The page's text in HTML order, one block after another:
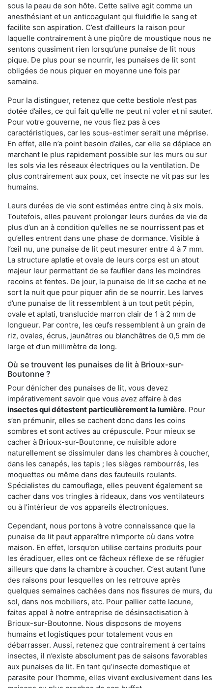
sous la peau de son hôte. Cette salive agit comme un
anesthésiant et un anticoagulant qui fluidifie le sang et
facilite son aspiration. C’est d’ailleurs la raison pour
laquelle contrairement à une piqûre de moustique nous ne
sentons quasiment rien lorsqu’une punaise de lit nous
pique. De plus pour se nourrir, les punaises de lit sont
obligées de nous piquer en moyenne une fois par
semaine.
Pour la distinguer, retenez que cette bestiole n’est pas
dotée d’ailes, ce qui fait qu’elle ne peut ni voler et ni sauter.
Pour votre gouverne, ne vous fiez pas à ces
caractéristiques, car les sous-estimer serait une méprise.
En effet, elle n’a point besoin d’ailes, car elle se déplace en
marchant le plus rapidement possible sur les murs ou sur
les sols via les réseaux électriques ou la ventilation. De
plus contrairement aux poux, cet insecte ne vit pas sur les
humains.
Leurs durées de vie sont estimées entre cinq à six mois.
Toutefois, elles peuvent prolonger leurs durées de vie de
plus d’un an à condition qu’elles ne se nourrissent pas et
qu’elles entrent dans une phase de dormance. Visible à
l’œil nu, une punaise de lit peut mesurer entre 4 à 7 mm.
La structure aplatie et ovale de leurs corps est un atout
majeur leur permettant de se faufiler dans les moindres
recoins et fentes. De jour, la punaise de lit se cache et ne
sort la nuit que pour piquer afin de se nourrir. Les larves
d’une punaise de lit ressemblent à un tout petit pépin,
ovale et aplati, translucide marron clair de 1 à 2 mm de
longueur. Par contre, les œufs ressemblent à un grain de
riz, ovales, écrus, jaunâtres ou blanchâtres de 0,5 mm de
large et d’un millimètre de long.
Où se trouvent les punaises de lit à Brioux-sur-
Boutonne ?
Pour dénicher des punaises de lit, vous devez
impérativement savoir que vous avez affaire à des
insectes qui détestent particulièrement la lumière. Pour
s’en prémunir, elles se cachent donc dans les coins
sombres et sont actives au crépuscule. Pour mieux se
cacher à Brioux-sur-Boutonne, ce nuisible adore
naturellement se dissimuler dans les chambres à coucher,
dans les canapés, les tapis ; les sièges rembourrés, les
moquettes ou même dans des fauteuils roulants.
Spécialistes du camouflage, elles peuvent également se
cacher dans vos tringles à rideaux, dans vos ventilateurs
ou à l’intérieur de vos appareils électroniques.
Cependant, nous portons à votre connaissance que la
punaise de lit peut apparaître n’importe où dans votre
maison. En effet, lorsqu’on utilise certains produits pour
les éradiquer, elles ont ce fâcheux réflexe de se réfugier
ailleurs que dans la chambre à coucher. C’est autant l’une
des raisons pour lesquelles on les retrouve après
quelques semaines cachées dans nos fissures de murs, du
sol, dans nos mobiliers, etc. Pour pallier cette lacune,
faites appel à notre entreprise de désinsectisation à
Brioux-sur-Boutonne. Nous disposons de moyens
humains et logistiques pour totalement vous en
débarrasser. Aussi, retenez que contrairement à certains
insectes, il n’existe absolument pas de saisons favorables
aux punaises de lit. En tant qu’insecte domestique et
parasite pour l’homme, elles vivent exclusivement dans les